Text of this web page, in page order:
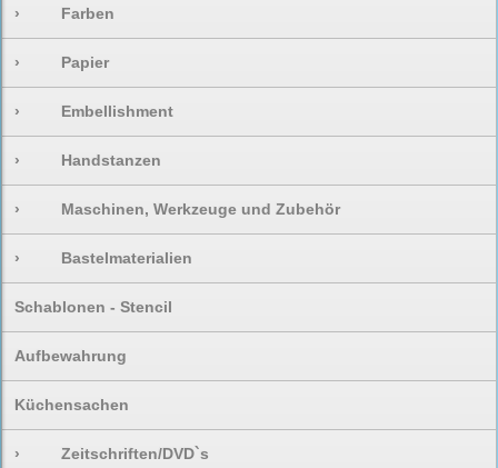
› Farben
› Papier
› Embellishment
› Handstanzen
› Maschinen, Werkzeuge und Zubehör
› Bastelmaterialien
Schablonen - Stencil
Aufbewahrung
Küchensachen
› Zeitschriften/DVD`s